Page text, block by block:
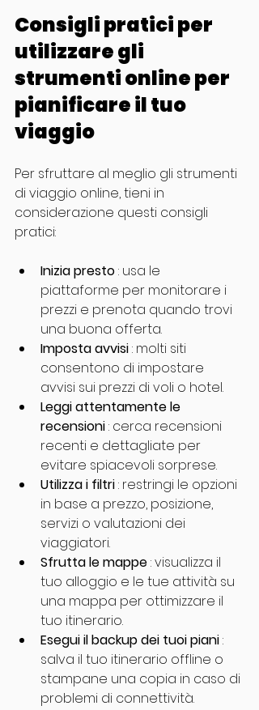
Consigli pratici per
utilizzare gli
strumenti online per
pianificare il tuo
viaggio
Per sfruttare al meglio gli strumenti
di viaggio online, tieni in
considerazione questi consigli
pratici:
Inizia presto : usa le
piattaforme per monitorare i
prezzi e prenota quando trovi
una buona offerta.
Imposta avvisi : molti siti
consentono di impostare
avvisi sui prezzi di voli o hotel.
Leggi attentamente le
recensioni : cerca recensioni
recenti e dettagliate per
evitare spiacevoli sorprese.
Utilizza i filtri : restringi le opzioni
in base a prezzo, posizione,
servizi o valutazioni dei
viaggiatori.
Sfrutta le mappe : visualizza il
tuo alloggio e le tue attività su
una mappa per ottimizzare il
tuo itinerario.
Esegui il backup dei tuoi piani :
salva il tuo itinerario offline o
stampane una copia in caso di
problemi di connettività.